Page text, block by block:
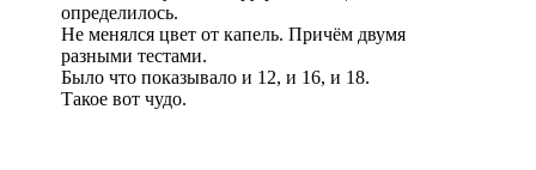
определилось.
Не менялся цвет от капель. Причём двумя
разными тестами.
Было что показывало и 12, и 16, и 18.
Такое вот чудо.